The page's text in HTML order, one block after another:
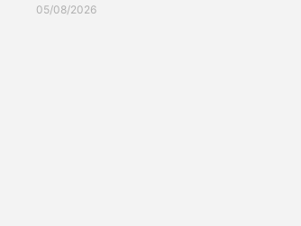
05/08/2026